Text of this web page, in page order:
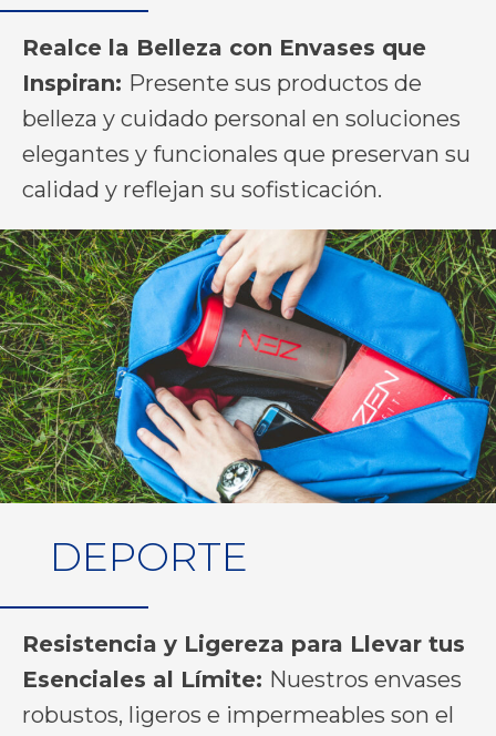
Realce la Belleza con Envases que
Inspiran: Presente sus productos de
belleza y cuidado personal en soluciones
elegantes y funcionales que preservan su
calidad y reflejan su sofisticación.
DEPORTE
Resistencia y Ligereza para Llevar tus
Esenciales al Límite: Nuestros envases
robustos, ligeros e impermeables son el